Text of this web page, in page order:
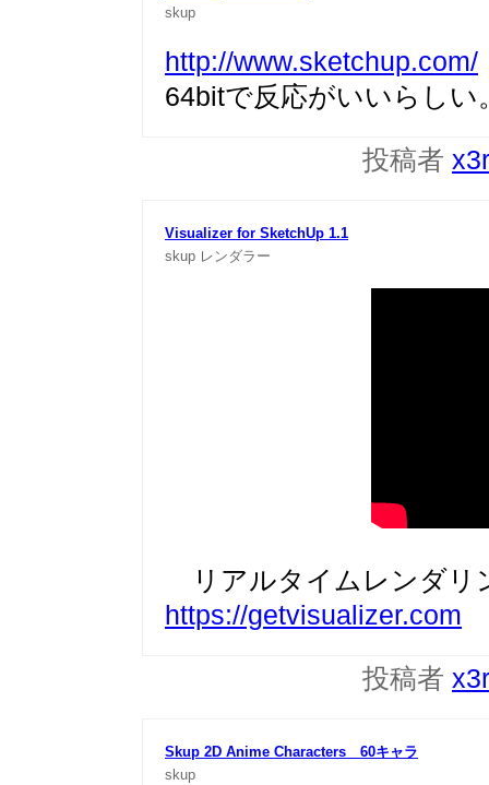
skup
http://www.sketchup.com/
64bitで反応がいいらし
投稿者
Visualizer for SketchUp 1.1
skup レンダラー
リアルタイムレンダ
https://getvisualizer.com
投稿者
Skup 2D Anime Characters 60キャラ
skup